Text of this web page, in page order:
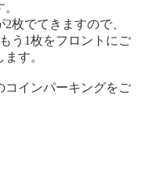
枚でてきますので、
う1枚をフロントにご
す。
コインパーキングをご